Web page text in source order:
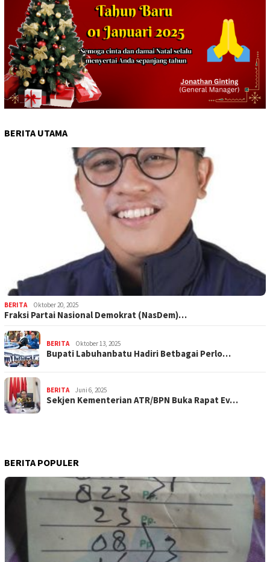
BERITA UTAMA
BERITA Oktober 20, 2025
Fraksi Partai Nasional Demokrat (NasDem)…
BERITA Oktober 13, 2025
Bupati Labuhanbatu Hadiri Betbagai Perlo…
BERITA Juni 6, 2025
Sekjen Kementerian ATR/BPN Buka Rapat Ev…
BERITA POPULER